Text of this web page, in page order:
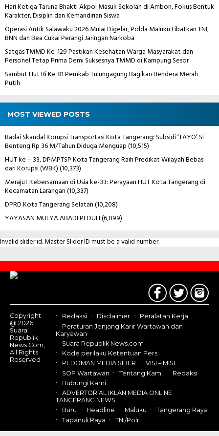
Hari Ketiga Taruna Bhakti Akpol Masuk Sekolah di Ambon, Fokus Bentuk
Karakter, Disiplin dan Kemandirian Siswa
Operasi Antik Salawaku 2026 Mulai Digelar, Polda Maluku Libatkan TNI,
BNN dan Bea Cukai Perangi Jaringan Narkoba
Satgas TMMD Ke-129 Pastikan Kesehatan Warga Masyarakat dan
Personel Tetap Prima Demi Suksesnya TMMD di Kampung Sesor
Sambut Hut Ri Ke 81 Pemkab Tulungagung Bagikan Bendera Merah
Putih
MOST VIEWED POSTS
Badai Skandal Korupsi Transportasi Kota Tangerang: Subsidi ‘TAYO’ Si
Benteng Rp 36 M/Tahun Diduga Menguap(10,515)
HUT ke – 33, DPMPTSP Kota Tangerang Raih Predikat Wilayah Bebas
dari Korupsi (WBK)(10,373)
Merajut Kebersamaan di Usia ke-33: Perayaan HUT Kota Tangerang di
Kecamatan Larangan(10,337)
DPRD Kota Tangerang Selatan(10,208)
YAYASAN MULYA ABADI PEDULI(6,099)
Invalid slider id. Master Slider ID must be a valid number.
Contact
Us
Copyright
@ 2026
Suara
Republik
News.Com,
All Rights
Reserved
Redaksi Disclaimer
Peralatan Kerja
Peraturan Jenjang Karir Wartawan dan
Karyawan
Suara Republik News.com
Kode perilaku Ketentuan Pers
PEDOMAN MEDIA SIBER
VISI – MISI
SOP Wartawan
Tentang Kami
Redaksi
Hubungi Kami
ADVERTORIAL IKLAN MEDIA ONLINE
TANGERANG NEWS
Buru
Headline Maluku
Tangerang Raya
Tapanuli Raya
TNI/Polri